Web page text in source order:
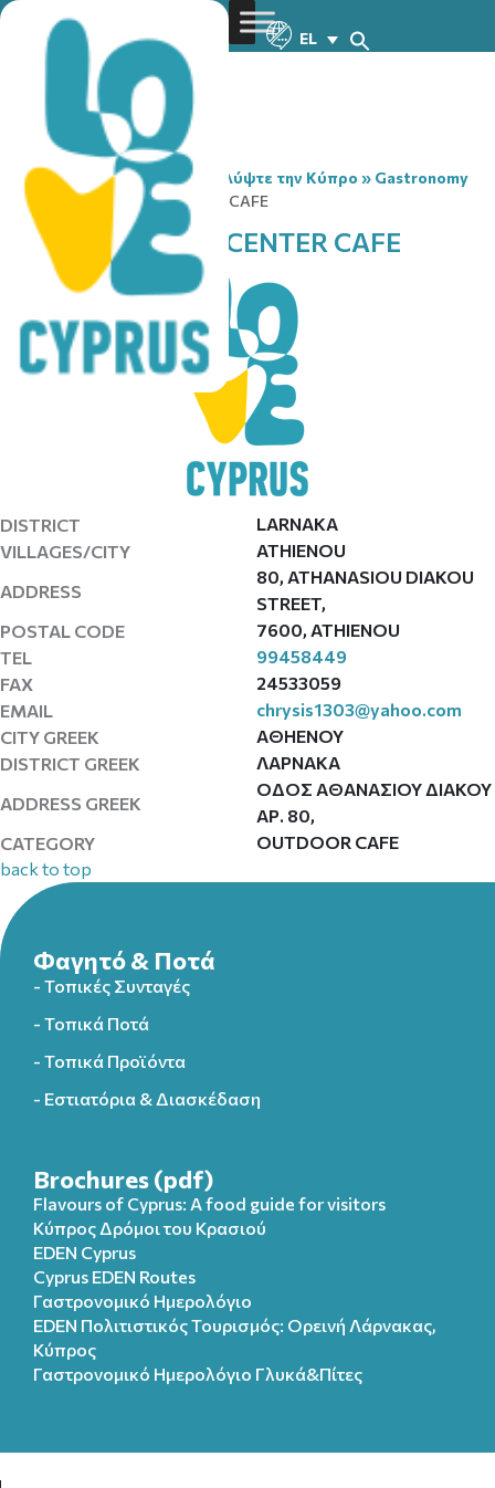
EL
You are here:Home» Ανακαλύψτε την Κύπρο » Gastronomy
» CHRYSIS FITNESS CENTER CAFE
CHRYSIS FITNESS CENTER CAFE
DISTRICT
LARNAKA
VILLAGES/CITY
ATHIENOU
ADDRESS
80, ATHANASIOU DIAKOU
STREET,
POSTAL CODE
7600, ATHIENOU
TEL
99458449
FAX
24533059
EMAIL
chrysis1303@yahoo.com
CITY GREEK
ΑΘΗΕΝΟΥ
DISTRICT GREEK
ΛΑΡΝΑΚΑ
ADDRESS GREEK
ΟΔΟΣ ΑΘΑΝΑΣΙΟΥ ΔΙΑΚΟΥ
ΑΡ. 80,
CATEGORY
OUTDOOR CAFE
back to top
Φαγητό & Ποτά
- Τοπικές Συνταγές
- Τοπικά Ποτά
- Τοπικά Προϊόντα
- Εστιατόρια & Διασκέδαση
Brochures (pdf)
Flavours of Cyprus: A food guide for visitors
Κύπρος Δρόμοι του Κρασιού
EDEN Cyprus
Cyprus EDEN Routes
Γαστρονομικό Ημερολόγιο
EDEN Πολιτιστικός Τουρισμός: Ορεινή Λάρνακας,
Κύπρος
Γαστρονομικό Ημερολόγιo Γλυκά&Πίτες